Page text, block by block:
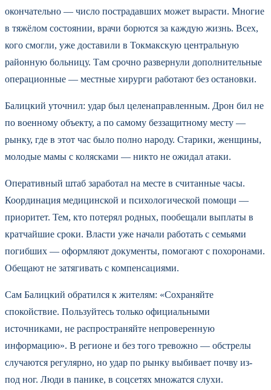
окончательно — число пострадавших может вырасти. Многие
в тяжёлом состоянии, врачи борются за каждую жизнь. Всех,
кого смогли, уже доставили в Токмакскую центральную
районную больницу. Там срочно развернули дополнительные
операционные — местные хирурги работают без остановки.
Балицкий уточнил: удар был целенаправленным. Дрон бил не
по военному объекту, а по самому беззащитному месту —
рынку, где в этот час было полно народу. Старики, женщины,
молодые мамы с колясками — никто не ожидал атаки.
Оперативный штаб заработал на месте в считанные часы.
Координация медицинской и психологической помощи —
приоритет. Тем, кто потерял родных, пообещали выплаты в
кратчайшие сроки. Власти уже начали работать с семьями
погибших — оформляют документы, помогают с похоронами.
Обещают не затягивать с компенсациями.
Сам Балицкий обратился к жителям: «Сохраняйте
спокойствие. Пользуйтесь только официальными
источниками, не распространяйте непроверенную
информацию». В регионе и без того тревожно — обстрелы
случаются регулярно, но удар по рынку выбивает почву из-
под ног. Люди в панике, в соцсетях множатся слухи.